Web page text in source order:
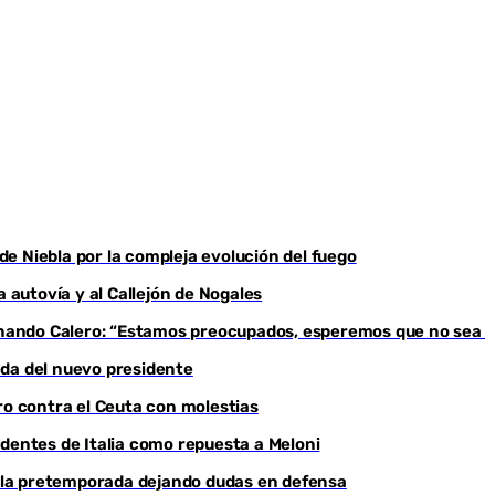
Niebla por la compleja evolución del fuego
autovía y al Callejón de Nogales
Calero: “Estamos preocupados, esperemos que no sea
del nuevo presidente
contra el Ceuta con molestias
de Italia como repuesta a Meloni
pretemporada dejando dudas en defensa